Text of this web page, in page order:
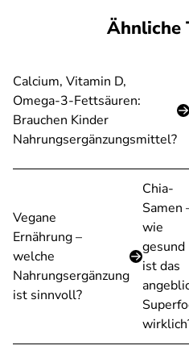
Ähnliche
Calcium, Vitamin D,
Omega-3-Fettsäuren:
Brauchen Kinder
Nahrungsergänzungsmittel?
Vegane
Ernährung –
welche
Nahrungsergänzung
ist sinnvoll?
Chia-
Samen
wie
gesund
ist das